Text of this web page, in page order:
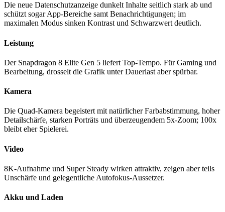
Die neue Datenschutzanzeige dunkelt Inhalte seitlich stark ab und
schützt sogar App-Bereiche samt Benachrichtigungen; im
maximalen Modus sinken Kontrast und Schwarzwert deutlich.
Leistung
Der Snapdragon 8 Elite Gen 5 liefert Top-Tempo. Für Gaming und
Bearbeitung, drosselt die Grafik unter Dauerlast aber spürbar.
Kamera
Die Quad-Kamera begeistert mit natürlicher Farbabstimmung, hoher
Detailschärfe, starken Porträts und überzeugendem 5x-Zoom; 100x
bleibt eher Spielerei.
Video
8K-Aufnahme und Super Steady wirken attraktiv, zeigen aber teils
Unschärfe und gelegentliche Autofokus-Aussetzer.
Akku und Laden